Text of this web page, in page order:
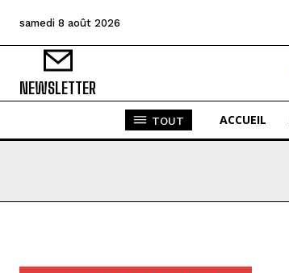
samedi 8 août 2026
NEWSLETTER
TOUT ACCUEIL